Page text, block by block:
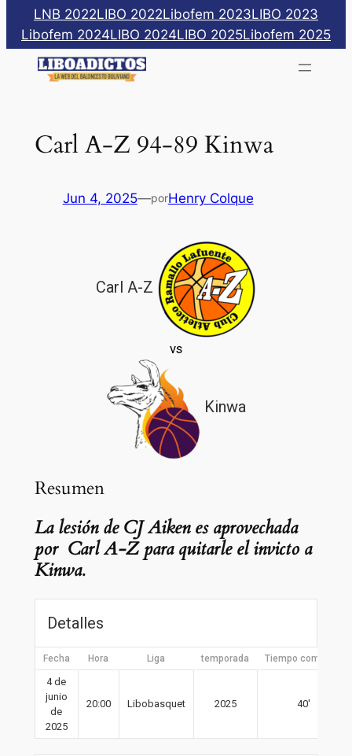
Saltar
contenido
LNB 2022LIBO 2022Libofem 2023LIBO 2023
Libofem 2024LIBO 2024LIBO 2025Libofem 2025
Carl A-Z 94-89 Kinwa
Jun 4, 2025—porHenry Colque
Carl A-Z
vs
Kinwa
Resumen
La lesión de CJ Aiken es aprovechada
por Carl A-Z para quitarle el invicto a
Kinwa.
Detalles
Fecha Hora Liga temporada Tiempo completo
4 de
junio
de
2025
20:00 Libobasquet 2025 40′